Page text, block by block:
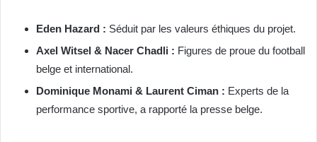
Eden Hazard : Séduit par les valeurs éthiques du projet.
Axel Witsel & Nacer Chadli : Figures de proue du football
belge et international.
Dominique Monami & Laurent Ciman : Experts de la
performance sportive, a rapporté la presse belge.